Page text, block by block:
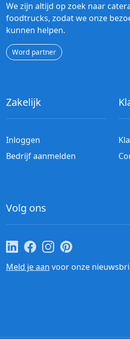
We zijn altijd op zoek naar
foodtrucks, zodat we onze
kunnen helpen.
Word partner
Zakelijk
Inloggen
Bedrijf aanmelden
Volg ons
Cateraar.nl op LinkedIn
Cateraar.nl op Facebook
Cateraar.nl op
Cateraar.nl op
Meld je aan voor onze